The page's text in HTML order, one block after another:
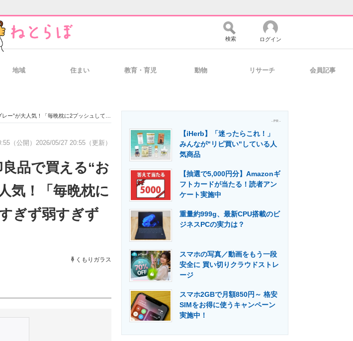
経営リーダーのコミュニティ マーケ×ITの今がよく分かる
の技術・比較・事例 製造業のIT導入・活用を支援
エネルギーの専門メディア 建設×テクノロジーの最前線
検索 ログイン
地域 住まい 教育・育児 動物 リサーチ 会員記事
シュしています」「強すぎず弱すぎずでちょうど良い香り」
（公開） 2026/05/27 20:55（更新）
品で買える“お
気！「毎晩枕に
ぎず弱すぎず
くもりガラス
- PR -
【iHerb】「迷ったらこれ！」
みんなが"リピ買い"している人
気商品
【抽選で5,000円分】Amazonギ
フトカードが当たる！読者アン
ケート実施中
重量約999g、最新CPU搭載のビ
ジネスPCの実力は？
スマホの写真／動画をもう一段
安全に 買い切りクラウドストレ
ージ
スマホ2GBで月額850円～ 格安
SIMをお得に使うキャンペーン
実施中！